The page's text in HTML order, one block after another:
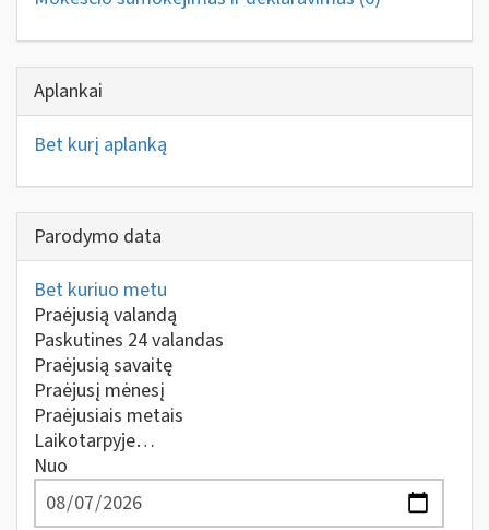
Aplankai
Bet kurį aplanką
Parodymo data
Bet kuriuo metu
Praėjusią valandą
Paskutines 24 valandas
Praėjusią savaitę
Praėjusį mėnesį
Praėjusiais metais
Laikotarpyje…
Nuo